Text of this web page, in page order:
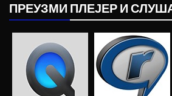
ПРЕУЗМИ ПЛЕЈЕР И